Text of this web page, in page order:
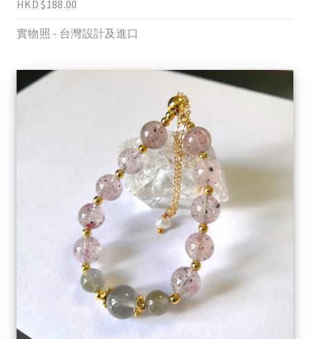
HKD $188.00
實物照 - 台灣設計及進口